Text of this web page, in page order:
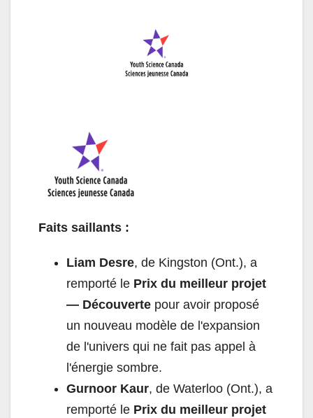
Faits saillants :
Liam Desre, de Kingston (Ont.), a
remporté le Prix du meilleur projet
— Découverte pour avoir proposé
un nouveau modèle de l'expansion
de l'univers qui ne fait pas appel à
l'énergie sombre.
Gurnoor Kaur, de Waterloo (Ont.), a
remporté le Prix du meilleur projet